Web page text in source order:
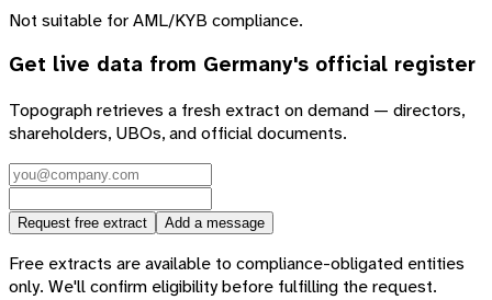
Not suitable for AML/KYB compliance.
Get live data from Germany's official register
Topograph retrieves a fresh extract on demand — directors,
shareholders, UBOs, and official documents.
Request free extract Add a message
Free extracts are available to compliance-obligated entities
only. We'll confirm eligibility before fulfilling the request.